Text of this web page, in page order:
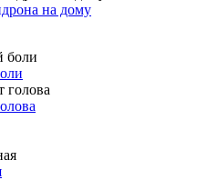
на дому